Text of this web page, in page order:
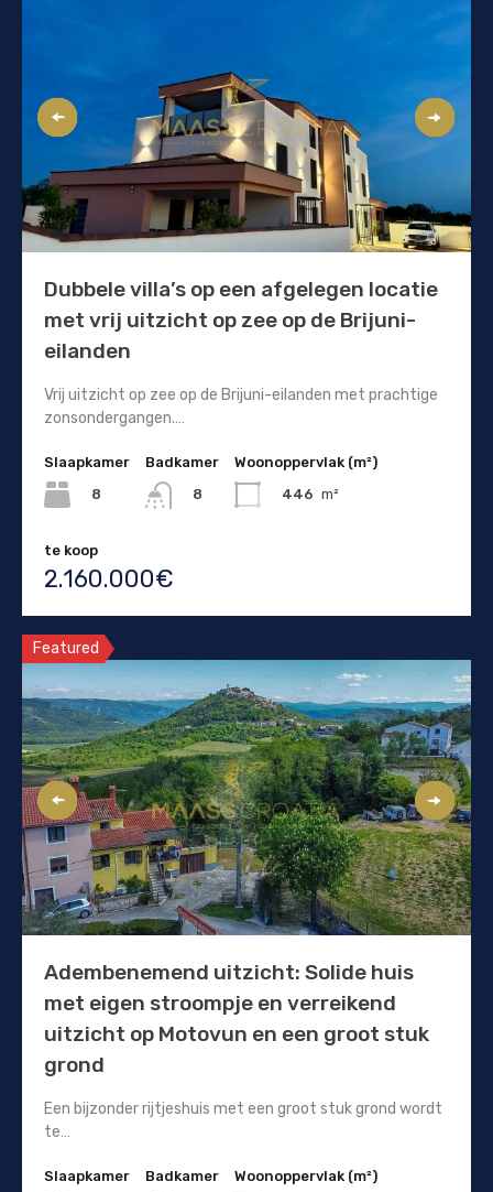
Dubbele villa’s op een afgelegen locatie
met vrij uitzicht op zee op de Brijuni-
eilanden
Vrij uitzicht op zee op de Brijuni-eilanden met prachtige
zonsondergangen.…
Slaapkamer
8
Badkamer
8
Woonoppervlak (m²)
446 m²
te koop
2.160.000€
Featured
Adembenemend uitzicht: Solide huis
met eigen stroompje en verreikend
uitzicht op Motovun en een groot stuk
grond
Een bijzonder rijtjeshuis met een groot stuk grond wordt
te…
Slaapkamer
Badkamer
Woonoppervlak (m²)